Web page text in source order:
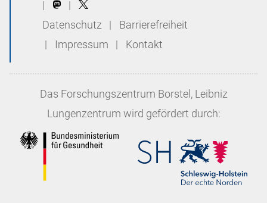
|
|
Datenschutz |
Barrierefreiheit
|
Impressum | Kontakt
Das Forschungszentrum Borstel, Leibniz
Lungenzentrum wird gefördert durch: